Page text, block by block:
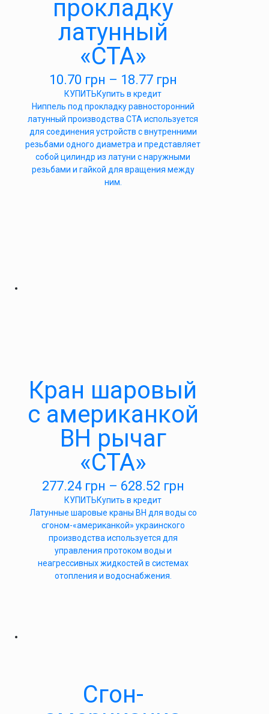
прокладку
латунный
«СТА»
10.70 грн – 18.77 грн
КУПИТЬКупить в кредит
Ниппель под прокладку равносторонний
латунный производства СТА используется
для соединения устройств с внутренними
резьбами одного диаметра и представляет
собой цилиндр из латуни с наружными
резьбами и гайкой для вращения между
ним.
Кран шаровый
с американкой
ВН рычаг
«СТА»
277.24 грн – 628.52 грн
КУПИТЬКупить в кредит
Латунные шаровые краны ВН для воды со
сгоном-«американкой» украинского
производства используется для
управления протоком воды и
неагрессивных жидкостей в системах
отопления и водоснабжения.
Сгон-